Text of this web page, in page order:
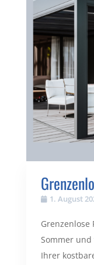
1. August
Grenzenlose
Sommer
Ihrer